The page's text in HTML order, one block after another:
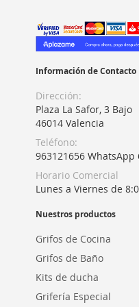
Información de Contacto
Dirección:
Plaza La Safor, 3 Bajo
46014 Valencia
Teléfono:
963121656 WhatsApp
Horario Comercial
Lunes a Viernes de
Nuestros productos
Grifos de Cocina
Grifos de Baño
Kits de ducha
Grifería Especial